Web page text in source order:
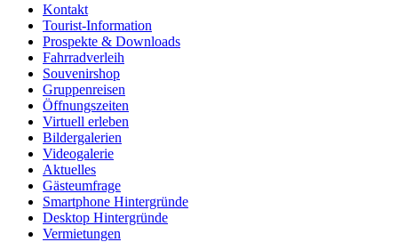
Kontakt
Tourist-Information
Prospekte & Downloads
Fahrradverleih
Souvenirshop
Gruppenreisen
Öffnungszeiten
Virtuell erleben
Bildergalerien
Videogalerie
Aktuelles
Gästeumfrage
Smartphone Hintergründe
Desktop Hintergründe
Vermietungen